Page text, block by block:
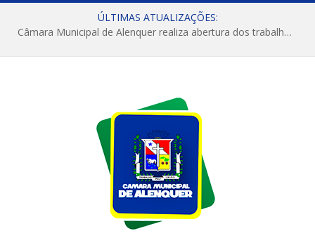
ÚLTIMAS ATUALIZAÇÕES:
Câmara Municipal de Alenquer realiza abertura dos trabalhos do 4º Período Legislativo